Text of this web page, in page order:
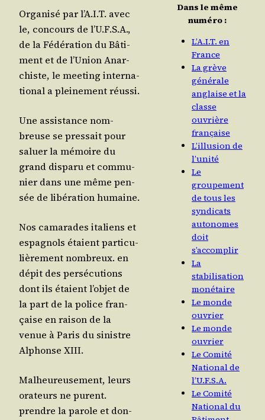
Orga­ni­sé par l’A.I.T. avec
le, concours de l’U.F.S.A.,
de la Fédé­ra­tion du Bâti­
ment et de l’U­nion Anar­
chiste, le mee­ting inter­na­
tio­nal a plei­ne­ment réussi.
Une assis­tance nom­
breuse se pres­sait pour
saluer la mémoire du
grand dis­pa­ru et com­mu­
nier dans une même pen­
sée de libé­ra­tion humaine.
Nos cama­rades ita­liens et
espa­gnols étaient par­ti­cu­
liè­re­ment nom­breux. en
dépit des per­sé­cu­tions
dont ils étaient l’ob­jet de
la part de la police fran­
çaise en rai­son de la
venue à Paris du sinistre
Alphonse XIII.
Mal­heu­reu­se­ment, leurs
ora­teurs ne purent.
prendre la parole et don­
Dans le même
numéro :
L’A.I.T. en
France
La grève
générale
anglaise et la
classe
ouvrière
française
L’illusion de
l’unité
Le
groupement
de tous les
syndicats
autonomes
doit
s’accomplir
La
stabilisation
monétaire
Le monde
ouvrier
Le monde
ouvrier
Le Comité
National de
l’U.F.S.A.
Le Comité
National du